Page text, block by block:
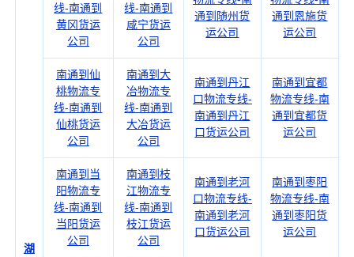
湖
线-南通到
黄冈货运
公司
线-南通到
咸宁货运
公司
通到随州货
运公司
通到恩施货
运公司
南通到仙
桃物流专
线-南通到
仙桃货运
公司
南通到大
冶物流专
线-南通到
大冶货运
公司
南通到丹江
口物流专线-
南通到丹江
口货运公司
南通到宜都
物流专线-南
通到宜都货
运公司
南通到当
阳物流专
线-南通到
当阳货运
公司
南通到枝
江物流专
线-南通到
枝江货运
公司
南通到老河
口物流专线-
南通到老河
口货运公司
南通到枣阳
物流专线-南
通到枣阳货
运公司